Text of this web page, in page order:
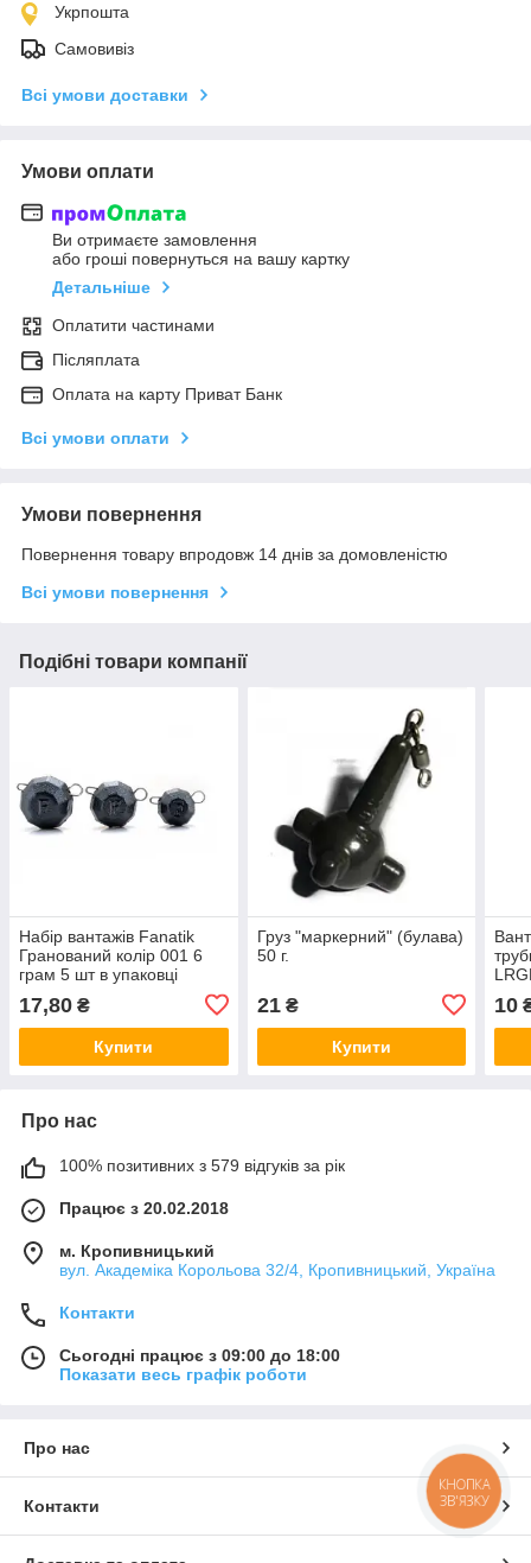
Укрпошта
Самовивіз
Всі умови доставки
Умови оплати
Ви отримаєте замовлення
або гроші повернуться на вашу картку
Детальніше
Оплатити частинами
Післяплата
Оплата на карту Приват Банк
Всі умови оплати
Умови повернення
Повернення товару впродовж 14 днів за домовленістю
Всі умови повернення
Подібні товари компанії
Набір вантажів Fanatik
Гранований колір 001 6
грам 5 шт в упаковці
17,80 ₴
Купити
Груз "маркерний" (булава)
50 г.
21₴
Купити
10
Про нас
100% позитивних з 579 відгуків за рік
Працює з 20.02.2018
м. Кропивницький
вул. Академіка Корольова 32/4, Кропивницький, Україна
Контакти
Сьогодні працює з 09:00 до 18:00
Показати весь графік роботи
Про нас
Контакти
КНОПКА
ЗВ'ЯЗКУ